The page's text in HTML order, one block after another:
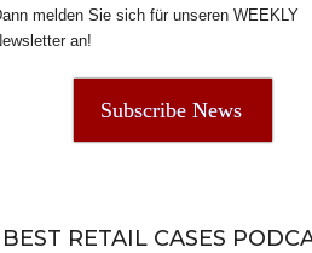
melden Sie sich für unseren WEEKLY
an!
Subscribe News
BEST RETAIL CASES